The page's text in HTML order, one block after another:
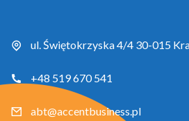
ul. Świętokrzyska 4/4 30-015
+48 519 670 541
abt@accentbusiness.pl